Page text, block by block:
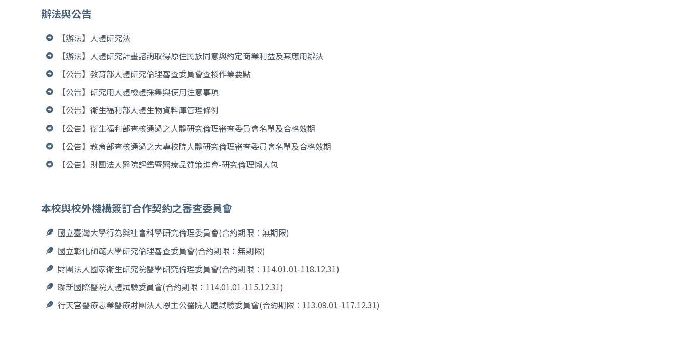
辦法與公告
【辦法】人體研究法
【辦法】人體研究計畫諮詢取得原住民族同意與約定商業利益及其應用辦法
【公告】教育部人體研究倫理審查委員會查核作業要點
【公告】研究用人體檢體採集與使用注意事項
【公告】衛生福利部人體生物資料庫管理條例
【公告】衛生福利部查核通過之人體研究倫理審查委員會名單及合格效期
【公告】教育部查核通過之大專校院人體研究倫理審查委員會名單及合格效期
【公告】財團法人醫院評鑑暨醫療品質策進會-研究倫理懶人包
本校與校外機構簽訂合作契約之審查委員會
國立臺灣大學行為與社會科學研究倫理委員會(合約期限：無期限)
國立彰化師範大學研究倫理審查委員會(合約期限：無期限)
財團法人國家衛生研究院醫學研究倫理委員會(合約期限：114.01.01-118.12.31)
聯新國際醫院人體試驗委員會(合約期限：114.01.01-115.12.31)
行天宮醫療志業醫療財團法人恩主公醫院人體試驗委員會(合約期限：113.09.01-117.12.31)